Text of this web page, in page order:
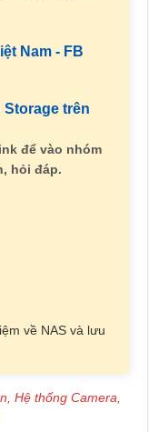
Nam - FB
trên
để vào nhóm
hỏi đáp.
về NAS và lưu
Hệ thống Camera,